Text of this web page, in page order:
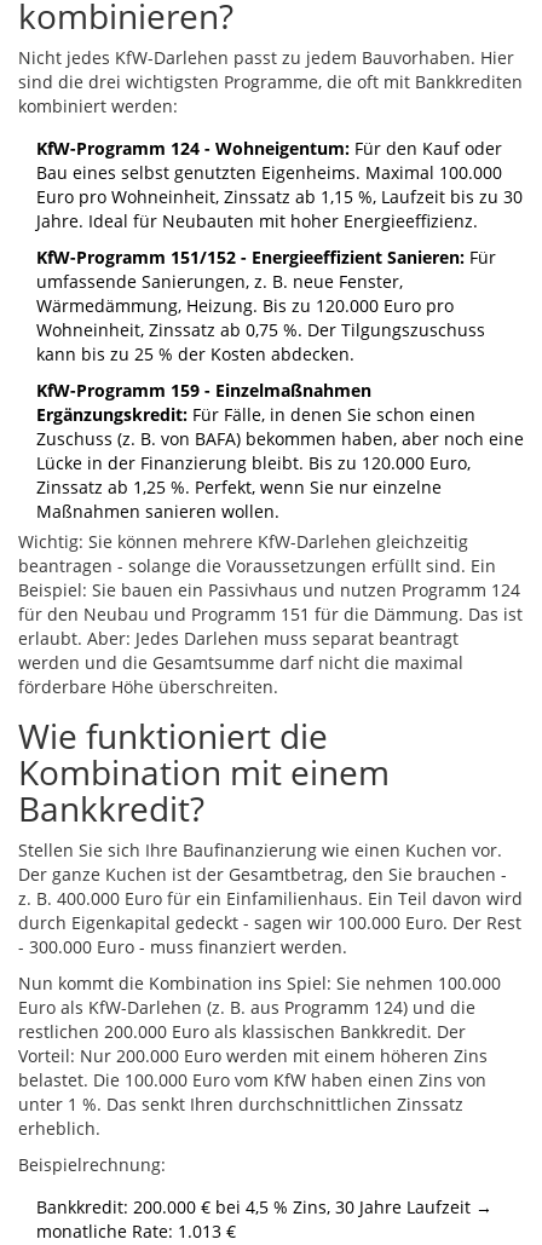
kombinieren?
Nicht jedes KfW-Darlehen passt zu jedem Bauvorhaben. Hier
sind die drei wichtigsten Programme, die oft mit Bankkrediten
kombiniert werden:
KfW-Programm 124 - Wohneigentum: Für den Kauf oder
Bau eines selbst genutzten Eigenheims. Maximal 100.000
Euro pro Wohneinheit, Zinssatz ab 1,15 %, Laufzeit bis zu 30
Jahre. Ideal für Neubauten mit hoher Energieeffizienz.
KfW-Programm 151/152 - Energieeffizient Sanieren: Für
umfassende Sanierungen, z. B. neue Fenster,
Wärmedämmung, Heizung. Bis zu 120.000 Euro pro
Wohneinheit, Zinssatz ab 0,75 %. Der Tilgungszuschuss
kann bis zu 25 % der Kosten abdecken.
KfW-Programm 159 - Einzelmaßnahmen
Ergänzungskredit: Für Fälle, in denen Sie schon einen
Zuschuss (z. B. von BAFA) bekommen haben, aber noch eine
Lücke in der Finanzierung bleibt. Bis zu 120.000 Euro,
Zinssatz ab 1,25 %. Perfekt, wenn Sie nur einzelne
Maßnahmen sanieren wollen.
Wichtig: Sie können mehrere KfW-Darlehen gleichzeitig
beantragen - solange die Voraussetzungen erfüllt sind. Ein
Beispiel: Sie bauen ein Passivhaus und nutzen Programm 124
für den Neubau und Programm 151 für die Dämmung. Das ist
erlaubt. Aber: Jedes Darlehen muss separat beantragt
werden und die Gesamtsumme darf nicht die maximal
förderbare Höhe überschreiten.
Wie funktioniert die
Kombination mit einem
Bankkredit?
Stellen Sie sich Ihre Baufinanzierung wie einen Kuchen vor.
Der ganze Kuchen ist der Gesamtbetrag, den Sie brauchen -
z. B. 400.000 Euro für ein Einfamilienhaus. Ein Teil davon wird
durch Eigenkapital gedeckt - sagen wir 100.000 Euro. Der Rest
- 300.000 Euro - muss finanziert werden.
Nun kommt die Kombination ins Spiel: Sie nehmen 100.000
Euro als KfW-Darlehen (z. B. aus Programm 124) und die
restlichen 200.000 Euro als klassischen Bankkredit. Der
Vorteil: Nur 200.000 Euro werden mit einem höheren Zins
belastet. Die 100.000 Euro vom KfW haben einen Zins von
unter 1 %. Das senkt Ihren durchschnittlichen Zinssatz
erheblich.
Beispielrechnung:
Bankkredit: 200.000 € bei 4,5 % Zins, 30 Jahre Laufzeit →
monatliche Rate: 1.013 €